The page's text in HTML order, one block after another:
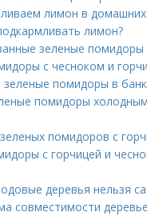
лимон в домашних
лимон?
зеленые помидоры
с чесноком и
помидоры в
помидоры
помидоров с
с горчицей и
деревья нельзя
совместимости